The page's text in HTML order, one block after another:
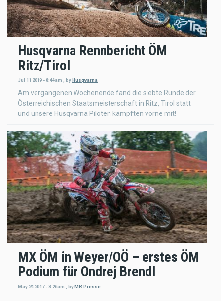
Husqvarna Rennbericht ÖM
Ritz/Tirol
Jul 11 2019 - 8:44am byHusqvarna
Am vergangenen Wochenende fand die siebte Runde der
Österreichischen Staatsmeisterschaft in Ritz, Tirol statt
und unsere Husqvarna Piloten kämpften vorne mit!
MX ÖM in Weyer/OÖ – erstes ÖM
Podium für Ondrej Brendl
May 24 2017 - 8:26am byMR Presse